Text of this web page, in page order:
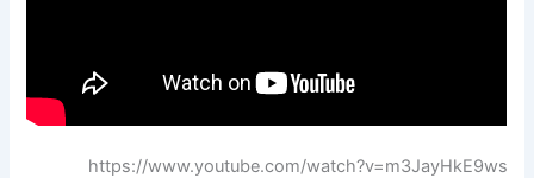
https://www.youtube.com/watch?v=m3JayHkE9ws